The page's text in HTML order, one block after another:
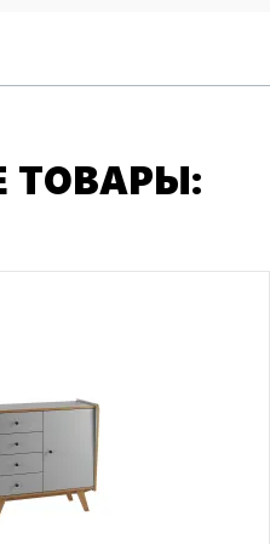
ТОВАРЫ: